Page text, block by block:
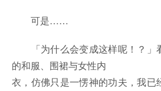
可是……
「为什么会变成这样呢！？」
的和服、围裙与女性内
衣，仿佛只是一愣神的功夫，我已